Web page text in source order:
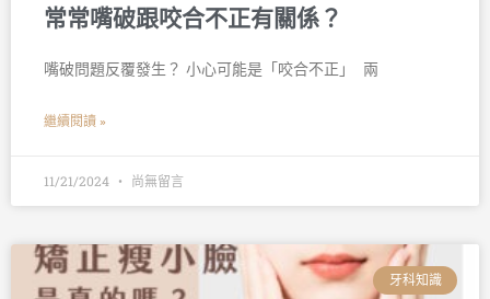
常常嘴破跟咬合不正有關係？
嘴破問題反覆發生？ 小心可能是「咬合不正」 󠀠 兩
繼續閱讀 »
11/21/2024 尚無留言
牙科知識